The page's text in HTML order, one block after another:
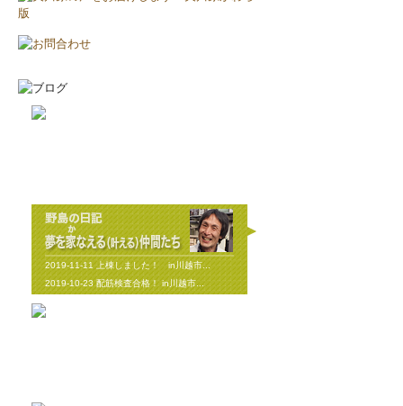
2019-11-11上棟しました！ in川越市...
2019-10-23配筋検査合格！ in川越市...